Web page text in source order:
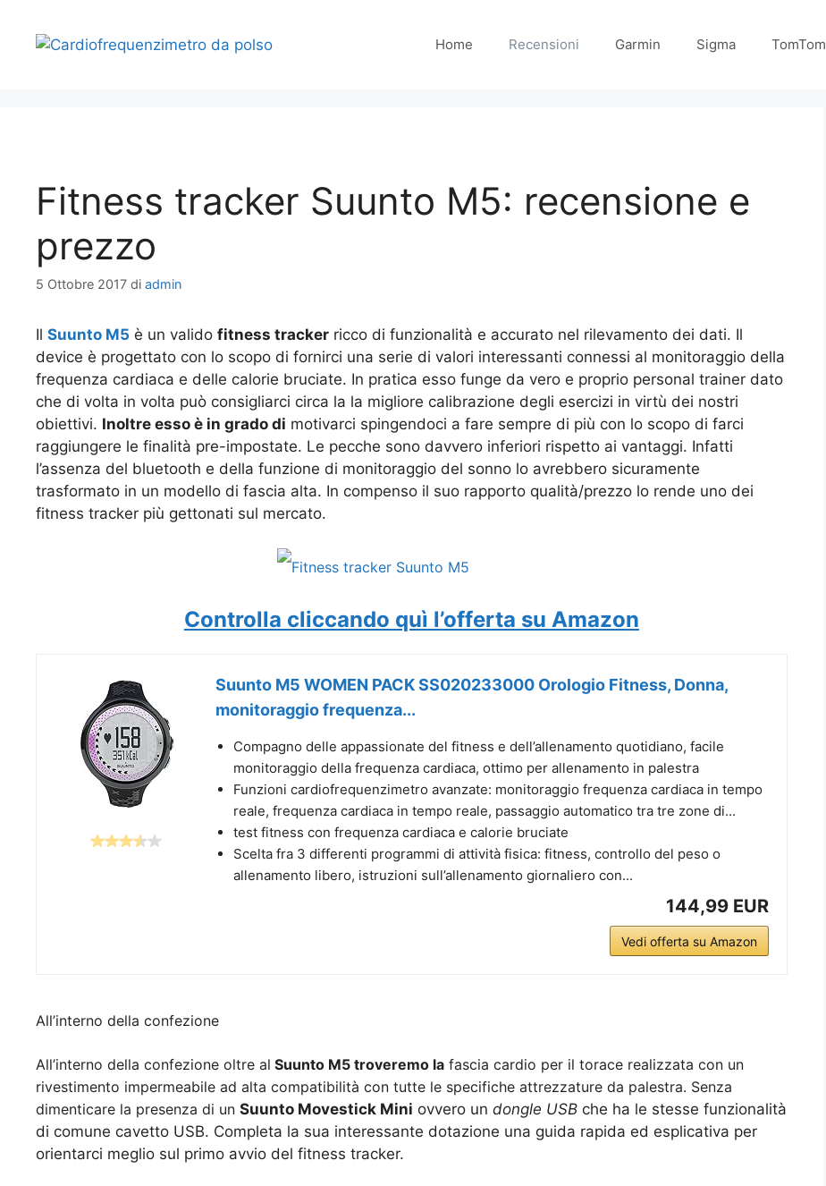
contenuto
Home Recensioni Garmin Sigma TomTom
Fitness tracker Suunto M5: recensione e
prezzo
5 Ottobre 2017 di admin
Il Suunto M5 è un valido fitness tracker ricco di funzionalità e accurato nel rilevamento dei dati. Il
device è progettato con lo scopo di fornirci una serie di valori interessanti connessi al monitoraggio della
frequenza cardiaca e delle calorie bruciate. In pratica esso funge da vero e proprio personal trainer dato
che di volta in volta può consigliarci circa la la migliore calibrazione degli esercizi in virtù dei nostri
obiettivi. Inoltre esso è in grado di motivarci spingendoci a fare sempre di più con lo scopo di farci
raggiungere le finalità pre-impostate. Le pecche sono davvero inferiori rispetto ai vantaggi. Infatti
l’assenza del bluetooth e della funzione di monitoraggio del sonno lo avrebbero sicuramente
trasformato in un modello di fascia alta. In compenso il suo rapporto qualità/prezzo lo rende uno dei
fitness tracker più gettonati sul mercato.
Controlla cliccando quì l’offerta su Amazon
Suunto M5 WOMEN PACK SS020233000 Orologio Fitness, Donna,
monitoraggio frequenza...
Compagno delle appassionate del fitness e dell’allenamento quotidiano, facile
monitoraggio della frequenza cardiaca, ottimo per allenamento in palestra
Funzioni cardiofrequenzimetro avanzate: monitoraggio frequenza cardiaca in tempo
reale, frequenza cardiaca in tempo reale, passaggio automatico tra tre zone di...
test fitness con frequenza cardiaca e calorie bruciate
Scelta fra 3 differenti programmi di attività fisica: fitness, controllo del peso o
allenamento libero, istruzioni sull’allenamento giornaliero con...
144,99 EUR
Vedi offerta su Amazon
All’interno della confezione
All’interno della confezione oltre al Suunto M5 troveremo la fascia cardio per il torace realizzata con un
rivestimento impermeabile ad alta compatibilità con tutte le specifiche attrezzature da palestra. Senza
dimenticare la presenza di un Suunto Movestick Mini ovvero un dongle USB che ha le stesse funzionalità
di comune cavetto USB. Completa la sua interessante dotazione una guida rapida ed esplicativa per
orientarci meglio sul primo avvio del fitness tracker.